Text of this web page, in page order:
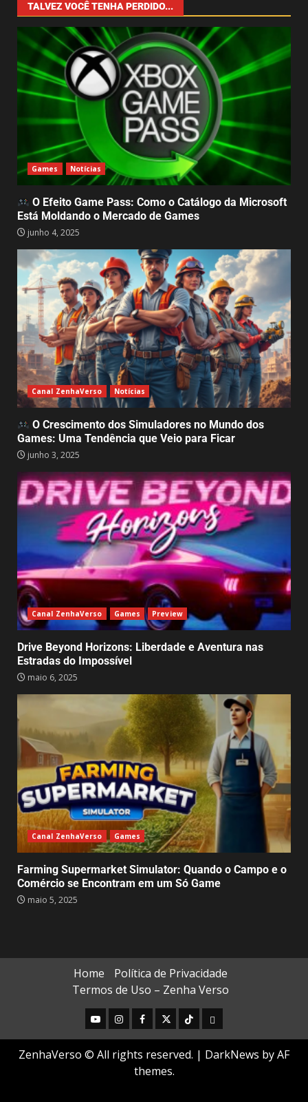
2
O Crescimento dos
Games: Uma Tendência que Veio
para Ficar
junho 3, 2025
Drive Beyond Horizons: Liberdade
e Aventura nas Estradas do
Impossível
maio 6, 2025
4
Farming Supermarket Simulator:
Quando o Campo e o Comércio se
Encontram em um Só Game
5
Animal Shelter 2, e o Impacto da
Adoção de Animais
Abandonados: Muito Além de um
Jogo de
abril 30, 2025
6
My Little Puppy: Um jogo que
aquece o coração e nos lembra
do valor da amizade
abril 14, 2025
7
abril 1, 2025 2
TALVEZ VOCÊ TENHA PERDIDO...
Games Notícias
O Efeito Game Pass: Como o Catálogo da Microsoft
Está Moldando o Mercado de Games
junho 4, 2025
Canal ZenhaVerso Notícias
O Crescimento dos Simuladores no Mundo dos
Games: Uma Tendência que Veio para Ficar
junho 3, 2025
Canal ZenhaVerso Games Preview
Drive Beyond Horizons: Liberdade e Aventura nas
Estradas do Impossível
maio 6, 2025
Canal ZenhaVerso Games
Farming Supermarket Simulator: Quando o Campo e o
Comércio se Encontram em um Só Game
maio 5, 2025
Home
Política de Privacidade
Termos de Uso – Zenha Verso
ZenhaVerso © All rights reserved. | DarkNews by AF
themes.